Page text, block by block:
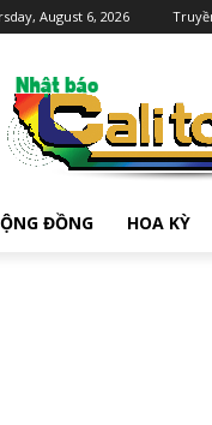
August 6, 2026
ĐỒNG HOA KỲ